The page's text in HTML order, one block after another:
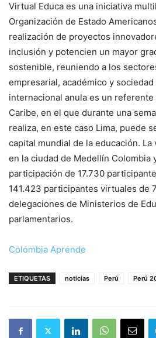
Virtual Educa es una iniciativa
Organización de Estado
realización de proyectos
inclusión y potencien un mayor
sostenible, reuniendo a los
empresarial, académico y
internacional anula es un referente
Caribe, en el que durante una
realiza, en este caso Lima, puede
capital mundial de la educación.
en la ciudad de Medellín Colombia
participación de 17.730
141.423 participantes virtuales de
delegaciones de Ministerios de
parlamentarios.
Colombia Aprende
ETIQUETAS noticias Perú Perú